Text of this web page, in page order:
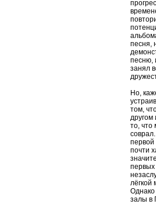
песня,
песню,
занял
Но,
том,
то, что
первой
почти
первых
Однако
залы в